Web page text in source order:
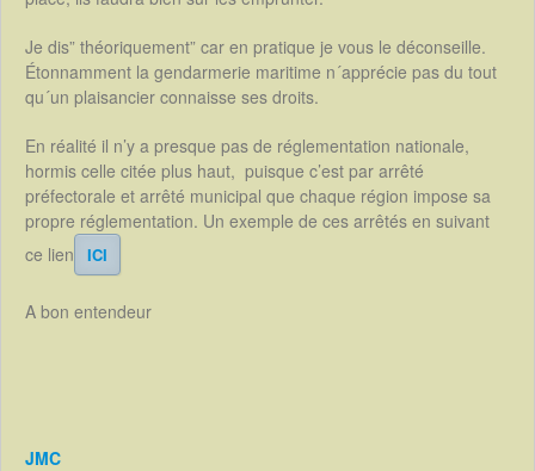
Je dis” théoriquement” car en pratique je vous le déconseille.
Étonnamment la gendarmerie maritime n´apprécie pas du tout
qu´un plaisancier connaisse ses droits.
En réalité il n’y a presque pas de réglementation nationale,
hormis celle citée plus haut, puisque c’est par arrêté
préfectorale et arrêté municipal que chaque région impose sa
propre réglementation. Un exemple de ces arrêtés en suivant
ce lien
ICI
A bon entendeur
JMC